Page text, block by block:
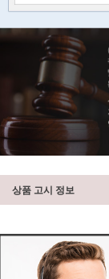
상품 고시 정보